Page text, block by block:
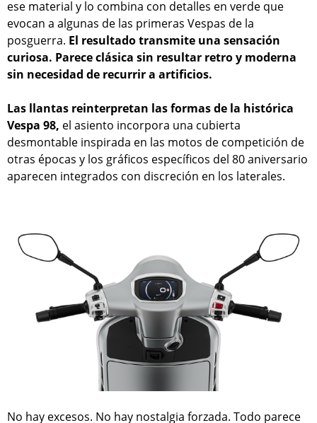
ese material y lo combina con detalles en verde que
evocan a algunas de las primeras Vespas de la
posguerra. El resultado transmite una sensación
curiosa. Parece clásica sin resultar retro y moderna
sin necesidad de recurrir a artificios.
Las llantas reinterpretan las formas de la histórica
Vespa 98, el asiento incorpora una cubierta
desmontable inspirada en las motos de competición de
otras épocas y los gráficos específicos del 80 aniversario
aparecen integrados con discreción en los laterales.
No hay excesos. No hay nostalgia forzada. Todo parece